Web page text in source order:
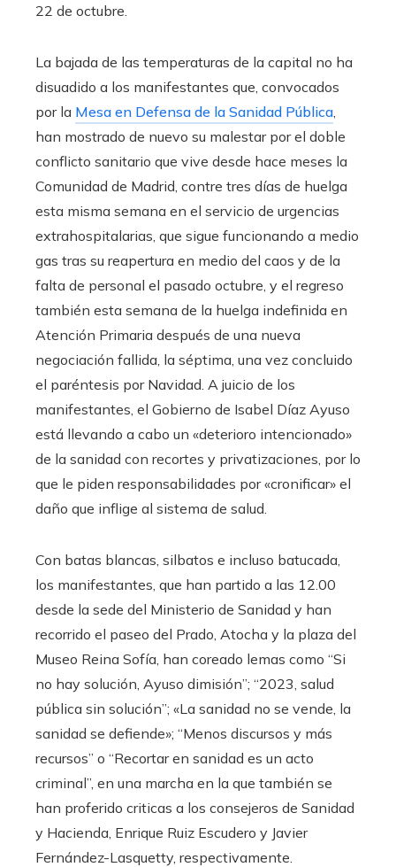
22 de octubre.
La bajada de las temperaturas de la capital no ha
disuadido a los manifestantes que, convocados
por la Mesa en Defensa de la Sanidad Pública
han mostrado de nuevo su malestar por el doble
conflicto sanitario que vive desde hace meses la
Comunidad de Madrid, contre tres días de huelga
esta misma semana en el servicio de urgencias
extrahospitalarias, que sigue funcionando a medio
gas tras su reapertura en medio del caos y de la
falta de personal el pasado octubre, y el regreso
también esta semana de la huelga indefinida en
Atención Primaria después de una nueva
negociación fallida, la séptima, una vez concluido
el paréntesis por Navidad. A juicio de los
manifestantes, el Gobierno de Isabel Díaz Ayuso
está llevando a cabo un «deterioro intencionado»
de la sanidad con recortes y privatizaciones, por lo
que le piden responsabilidades por «cronificar» el
daño que inflige al sistema de salud.
Con batas blancas, silbatos e incluso batucada,
los manifestantes, que han partido a las 12.00
desde la sede del Ministerio de Sanidad y han
recorrido el paseo del Prado, Atocha y la plaza del
Museo Reina Sofía, han coreado lemas como “Si
no hay solución, Ayuso dimisión”; “2023, salud
pública sin solución”; «La sanidad no se vende, la
sanidad se defiende»; “Menos discursos y más
recursos” o “Recortar en sanidad es un acto
criminal”, en una marcha en la que también se
han proferido criticas a los consejeros de Sanidad
y Hacienda, Enrique Ruiz Escudero y Javier
Fernández-Lasquetty, respectivamente.